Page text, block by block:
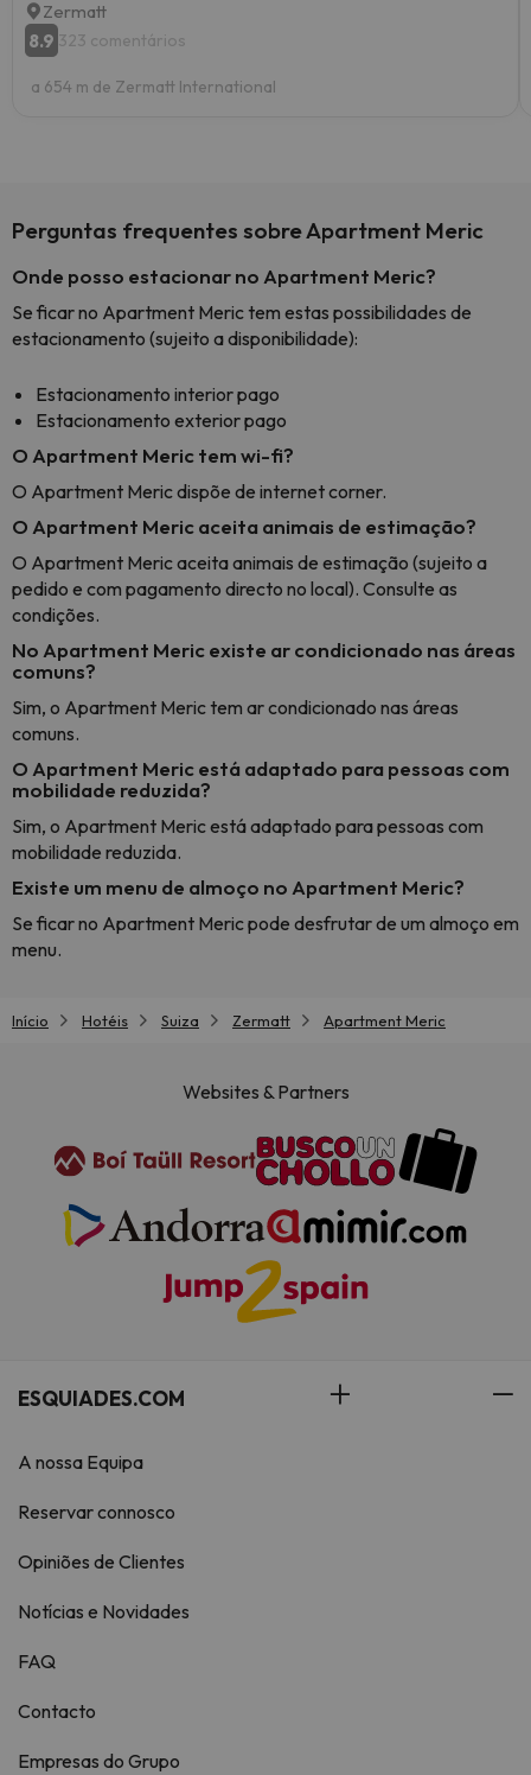
Zermatt
8.9 323 comentários
a 654 m de Zermatt International
Perguntas frequentes sobre Apartment Meric
Onde posso estacionar no Apartment Meric?
Se ficar no Apartment Meric tem estas possibilidades de
estacionamento (sujeito a disponibilidade):
Estacionamento interior pago
Estacionamento exterior pago
O Apartment Meric tem wi-fi?
O Apartment Meric dispõe de internet corner.
O Apartment Meric aceita animais de estimação?
O Apartment Meric aceita animais de estimação (sujeito a
pedido e com pagamento directo no local). Consulte as
condições.
No Apartment Meric existe ar condicionado nas áreas
comuns?
Sim, o Apartment Meric tem ar condicionado nas áreas
comuns.
O Apartment Meric está adaptado para pessoas com
mobilidade reduzida?
Sim, o Apartment Meric está adaptado para pessoas com
mobilidade reduzida.
Existe um menu de almoço no Apartment Meric?
Se ficar no Apartment Meric pode desfrutar de um almoço em
menu.
Início Hotéis Suiza Zermatt Apartment Meric
Websites & Partners
ESQUIADES.COM
A nossa Equipa
Reservar connosco
Opiniões de Clientes
Notícias e Novidades
FAQ
Contacto
Empresas do Grupo